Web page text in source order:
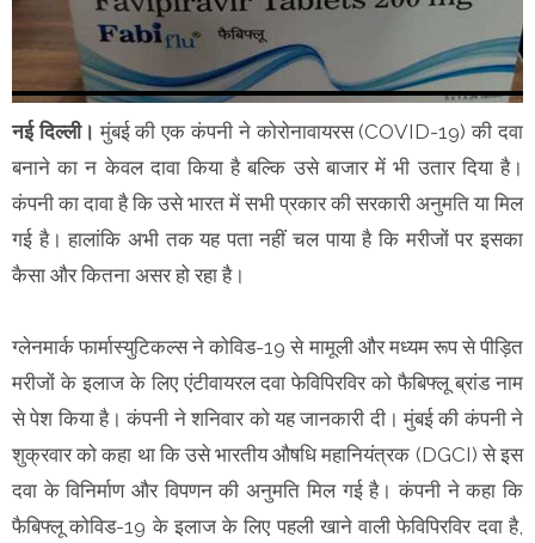
नई दिल्ली।मुंबई की एक कंपनी ने कोरोनावायरस (COVID-19) की दवा
बनाने का न केवल दावा किया है बल्कि उसे बाजार में भी उतार दिया है।
कंपनी का दावा है कि उसे भारत में सभी प्रकार की सरकारी अनुमति या मिल
गई है। हालांकि अभी तक यह पता नहीं चल पाया है कि मरीजों पर इसका
कैसा और कितना असर हो रहा है।
ग्लेनमार्क फार्मास्युटिकल्स ने कोविड-19 से मामूली और मध्यम रूप से पीड़ित
मरीजों के इलाज के लिए एंटीवायरल दवा फेविपिरविर को फैबिफ्लू ब्रांड नाम
से पेश किया है। कंपनी ने शनिवार को यह जानकारी दी। मुंबई की कंपनी ने
शुक्रवार को कहा था कि उसे भारतीय औषधि महानियंत्रक (DGCI) से इस
दवा के विनिर्माण और विपणन की अनुमति मिल गई है। कंपनी ने कहा कि
फैबिफ्लू कोविड-19 के इलाज के लिए पहली खाने वाली फेविपिरविर दवा है,